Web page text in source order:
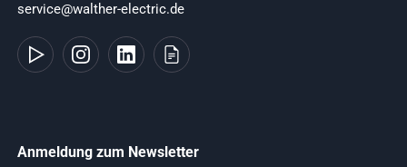
service@walther-electric.de
Anmeldung zum Newsletter